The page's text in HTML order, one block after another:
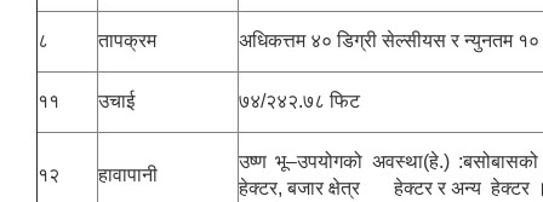
८ तापक्रम अधिकत्तम ४० डिग्री सेल्सीयस र न्युनतम
११ उचाई ७४/२४२.७८ फिट
१२ हावापानी
उष्ण भू–उपयोगको अवस्था(हे.)
हेक्टर, बजार क्षेत्र हेक्टर र अन्य हेक्टर